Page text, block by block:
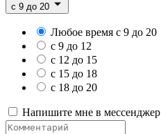
c 9 до 20
Любое время с 9 до 20
с 9 до 12
с 12 до 15
с 15 до 18
с 18 до 20
Напишите мне в мессенджер